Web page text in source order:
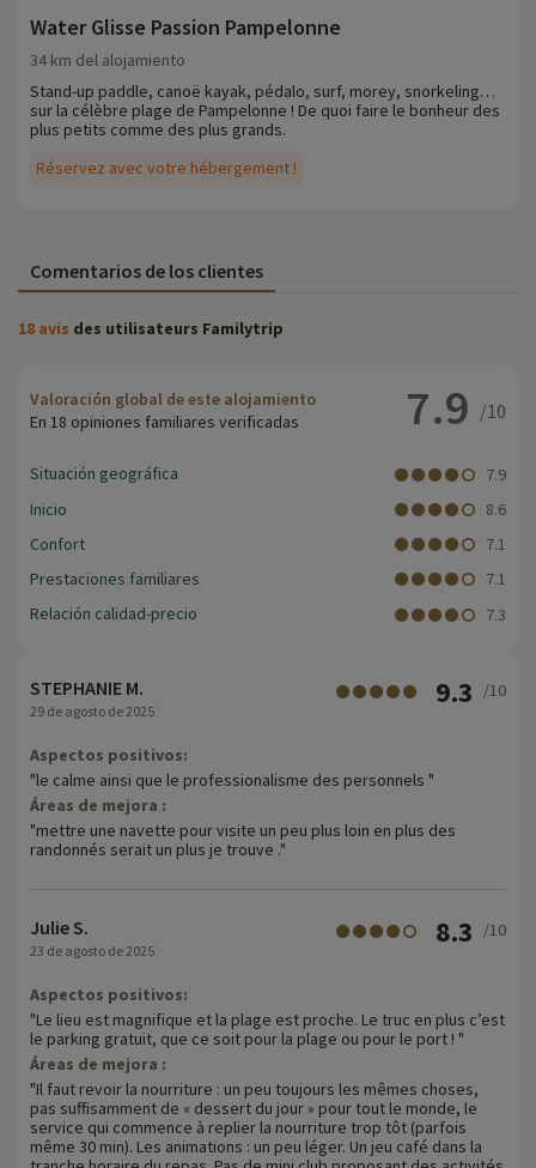
Water Glisse Passion Pampelonne
Réservez avec votre hébergement !
34 km del alojamiento
Stand-up paddle, canoë kayak, pédalo, surf, morey, snorkeling…
sur la célèbre plage de Pampelonne ! De quoi faire le bonheur des
plus petits comme des plus grands.
Comentarios de los clientes
18 avis des utilisateurs Familytrip
Valoración global de este alojamiento
En 18 opiniones familiares verificadas
7.9 /10
Situación geográfica
7.9
Inicio
8.6
Confort
7.1
Prestaciones familiares
7.1
Relación calidad-precio
7.3
STEPHANIE M.
29 de agosto de 2025
9.3 /10
Aspectos positivos:
"le calme ainsi que le professionalisme des personnels "
Áreas de mejora :
"mettre une navette pour visite un peu plus loin en plus des
randonnés serait un plus je trouve ."
Julie S.
23 de agosto de 2025
8.3 /10
Aspectos positivos:
"Le lieu est magnifique et la plage est proche. Le truc en plus c’est
le parking gratuit, que ce soit pour la plage ou pour le port ! "
Áreas de mejora :
"Il faut revoir la nourriture : un peu toujours les mêmes choses,
pas suffisamment de « dessert du jour » pour tout le monde, le
service qui commence à replier la nourriture trop tôt (parfois
même 30 min). Les animations : un peu léger. Un jeu café dans la